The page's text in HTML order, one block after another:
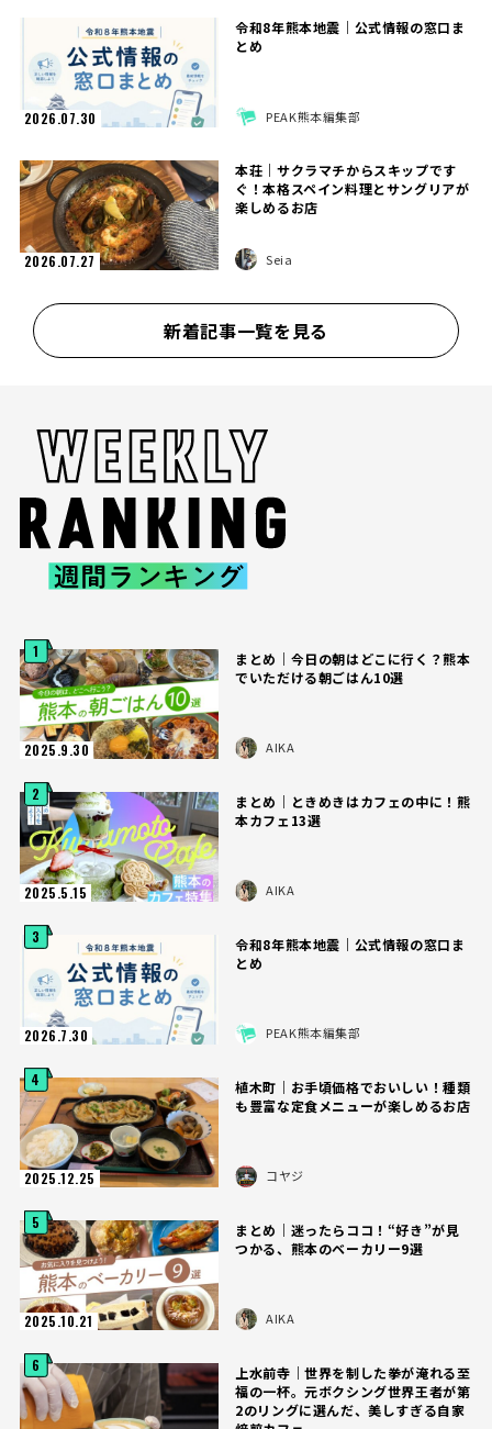
2026.07.30
令和8年熊本地震｜公式情報の窓口ま
とめ
PEAK熊本編集部
2026.07.27
本荘｜サクラマチからスキップです
ぐ！本格スペイン料理とサングリアが
楽しめるお店
Seia
新着記事一覧を見る
1
2025.9.30
まとめ｜今日の朝はどこに行く？熊本
でいただける朝ごはん10選
AIKA
2
2025.5.15
まとめ｜ときめきはカフェの中に！熊
本カフェ13選
AIKA
3
2026.7.30
令和8年熊本地震｜公式情報の窓口ま
とめ
PEAK熊本編集部
4
2025.12.25
植木町｜お手頃価格でおいしい！種類
も豊富な定食メニューが楽しめるお店
コヤジ
5
2025.10.21
まとめ｜迷ったらココ！“好き”が見
つかる、熊本のベーカリー9選
AIKA
6
上水前寺｜世界を制した拳が淹れる至
福の一杯。元ボクシング世界王者が第
2のリングに選んだ、美しすぎる自家